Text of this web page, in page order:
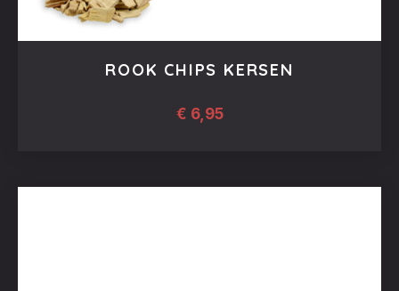
ROOK CHIPS KERSEN
€ 6,95